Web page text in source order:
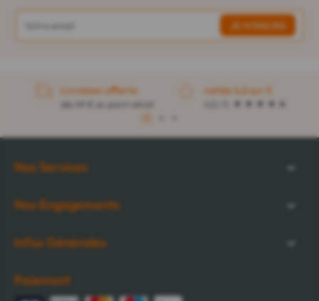
Livraison offerte
dès 49 € en point retrait
notée 4,6 sur 5
Nos Services
Nos Engagements
Infos Générales
Paiement